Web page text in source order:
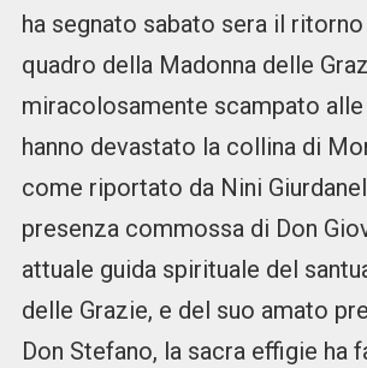
ha segnato sabato sera il
quadro della Madonna delle
miracolosamente scampato
hanno devastato la collina di
come riportato da Nini
presenza commossa di Don
attuale guida spirituale del
delle Grazie, e del suo amato
Don Stefano, la sacra effigie ha